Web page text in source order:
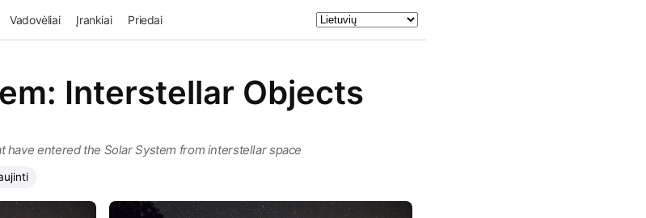
Vadovėliai Įrankiai Priedai
Interstellar Objects
have entered the Solar System from interstellar space